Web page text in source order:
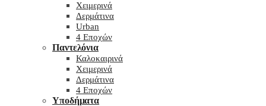
Χειμερινά
Δερμάτινα
Urban
4 Εποχών
Παντελόνια
Καλοκαιρινά
Χειμερινά
Δερμάτινα
4 Εποχών
Υποδήματα